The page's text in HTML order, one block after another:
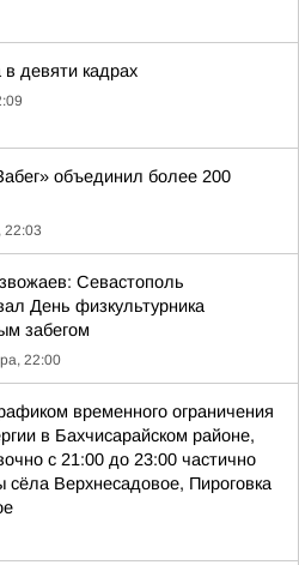
в девяти кадрах
объединил более 200
22:03
Севастополь
День физкультурника
забегом
22:00
временного ограничения
в Бахчисарайском районе,
с 21:00 до 23:00 частично
сёла Верхнесадовое, Пироговка